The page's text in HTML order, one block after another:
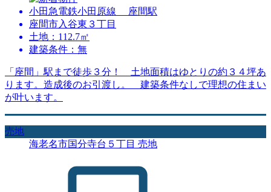
小田急電鉄小田原線 座間駅
座間市入谷東３丁目
土地：112.7㎡
建築条件：無
「座間」駅まで徒歩３分！ 土地面積はゆとりの約３４坪あ
ります。造成後のお引渡し。 建築条件なしで理想の住まい
が叶います。
売地
海老名市国分寺台５丁目 売地